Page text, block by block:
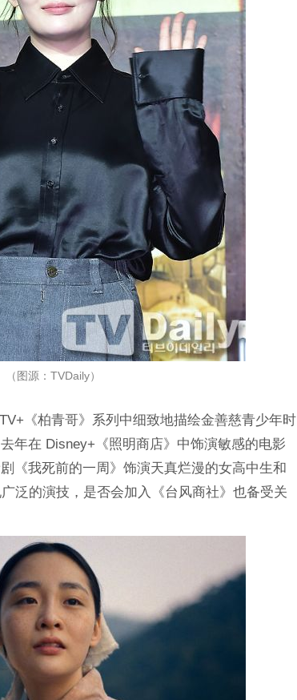
（图源：TVDaily）
《柏青哥》系列中细致地描绘金善慈青少年时
年在 Disney+《照明商店》中饰演敏感的电影
《我死前的一周》饰演天真烂漫的女高中生和
泛的演技，是否会加入《台风商社》也备受关